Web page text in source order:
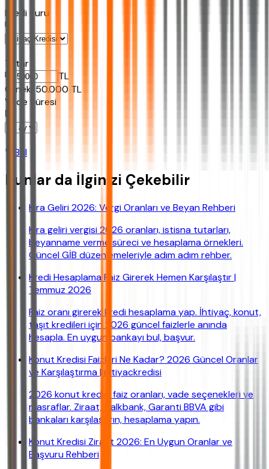
Kredi Turu
Tutar
TL
Ornek: 50.000 TL
Vade Süresi
Bul
Bunlar da İlginizi Çekebilir
Kira Geliri 2026: Vergi Oranları ve Beyan Rehberi
Kira geliri vergisi 2026 oranları, istisna tutarları,
beyanname verme süreci ve hesaplama örnekleri.
Güncel GİB düzenlemeleriyle adım adım rehber.
Kredi Hesaplama Faiz Girerek Hemen Karşılaştır |
Temmuz 2026
Faiz oranı girerek kredi hesaplama yap. İhtiyaç, konut,
taşıt kredileri için 2026 güncel faizlerle anında
hesapla. En uygun bankayı bul, başvur.
Konut Kredisi Faizleri Ne Kadar? 2026 Güncel Oranlar
ve Karşılaştırma | ihtiyackredisi
2026 konut kredisi faiz oranları, vade seçenekleri ve
masraflar. Ziraat, Halkbank, Garanti BBVA gibi
bankaları karşılaştırın, hesaplama yapın.
Konut Kredisi Ziraat 2026: En Uygun Oranlar ve
Başvuru Rehberi